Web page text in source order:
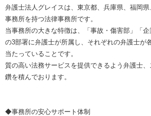
弁護士法人グレイスは、東京都、兵庫県、福岡
事務所を持つ法律事務所です。
当事務所の大きな特徴は、「事故・傷害部」「企
の3部署に弁護士が所属し、それぞれの弁護士が
当たっていることです。
質の高い法務サービスを提供できるよう弁護士
鑽を積んでおります。
◆事務所の安心サポート体制